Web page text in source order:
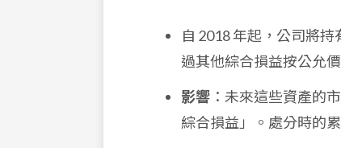
自 2018 年起，公司將
過其他綜合損益按公允
影響 ：未來這些資產的
綜合損益」。處分時的